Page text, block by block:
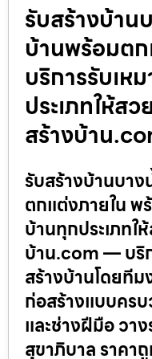
รับสร้างบ้าน
บ้านพร้อมต
บริการรับเห
ประเภทให้ส
สร้างบ้าน
รับสร้างบ้านบา
ตกแต่งภายใน พ
บ้านทุกประเภทใ
บ้าน.com — บริ
สร้างบ้านโดยที
ก่อสร้างแบบคร
และช่างฝีมือ วา
สุขาภิบาล ราคา